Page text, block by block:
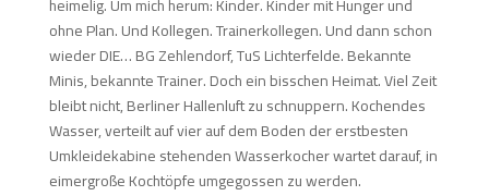
ohne Plan. Und Kollegen. Trainerkollegen. Und dann schon
wieder DIE… BG Zehlendorf, TuS Lichterfelde. Bekannte
Minis, bekannte Trainer. Doch ein bisschen Heimat. Viel Zeit
bleibt nicht, Berliner Hallenluft zu schnuppern. Kochendes
Wasser, verteilt auf vier auf dem Boden der erstbesten
Umkleidekabine stehenden Wasserkocher wartet darauf, in
eimergroße Kochtöpfe umgegossen zu werden.